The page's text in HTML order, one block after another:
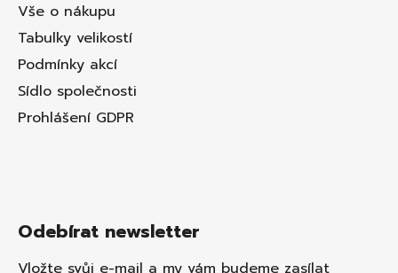
Vše o nákupu
Tabulky velikostí
Podmínky akcí
Sídlo společnosti
Prohlášení GDPR
Odebírat newsletter